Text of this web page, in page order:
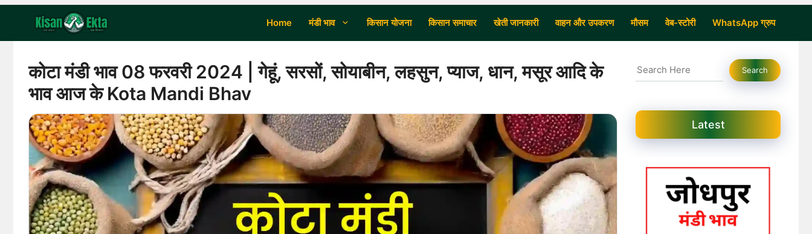
content
Home मंडी भाव किसान योजना किसान समाचार खेती जानकारी वाहन और उपकरण मौसम वेब-स्टोरी WhatsApp ग्रुप
कोटा मंडी भाव 08 फरवरी 2024 | गेहूं, सरसों, सोयाबीन, लहसुन, प्याज, धान, मसूर आदि के
भाव आज के Kota Mandi Bhav
Search Search
Latest